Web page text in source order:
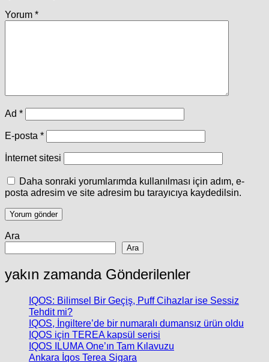
Yorum *
Ad *
E-posta *
İnternet sitesi
Daha sonraki yorumlarımda kullanılması için adım, e-
posta adresim ve site adresim bu tarayıcıya kaydedilsin.
Ara
Ara
yakın zamanda Gönderilenler
IQOS: Bilimsel Bir Geçiş, Puff Cihazlar ise Sessiz
Tehdit mi?
IQOS, İngiltere’de bir numaralı dumansız ürün oldu
IQOS için TEREA kapsül serisi
IQOS ILUMA One’ın Tam Kılavuzu
Ankara İqos Terea Sigara